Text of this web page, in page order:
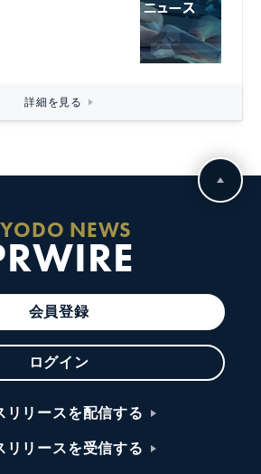
詳細を見る
NEWS
会員登録
ログイン
リリースを配信する
リリースを受信する